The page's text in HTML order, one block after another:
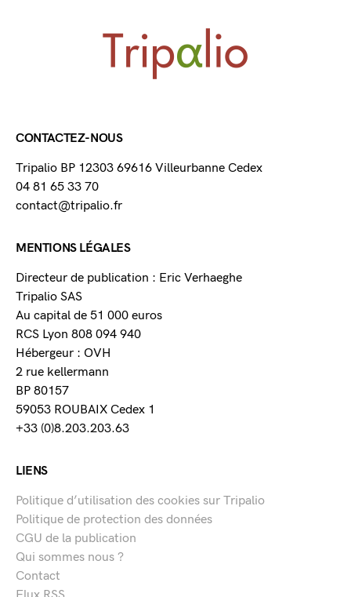
CONTACTEZ-NOUS
Tripalio BP 12303 69616 Villeurbanne Cedex
04 81 65 33 70
contact@tripalio.fr
MENTIONS LÉGALES
Directeur de publication : Eric Verhaeghe
Tripalio SAS
Au capital de 51 000 euros
RCS Lyon 808 094 940
Hébergeur : OVH
2 rue kellermann
BP 80157
59053 ROUBAIX Cedex 1
+33 (0)8.203.203.63
LIENS
Politique d’utilisation des cookies sur Tripalio
Politique de protection des données
CGU de la publication
Qui sommes nous ?
Contact